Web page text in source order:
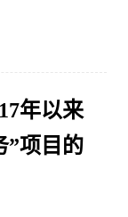
年以来
”项目的